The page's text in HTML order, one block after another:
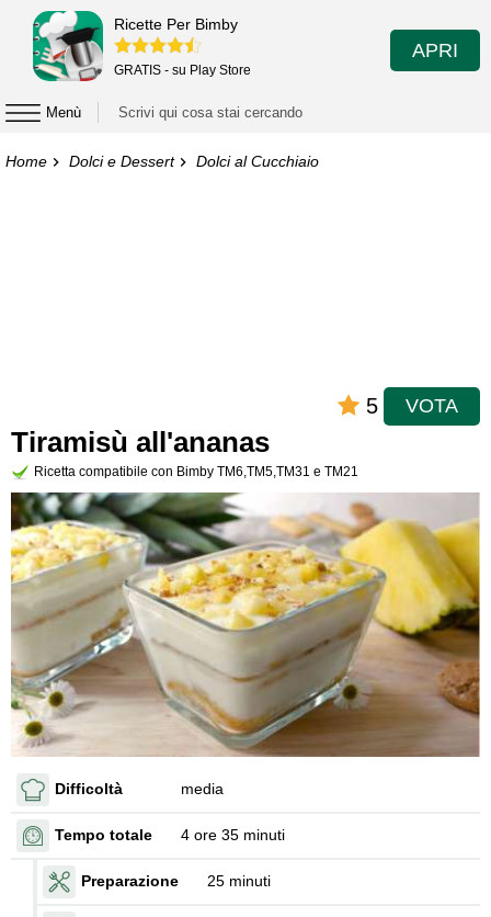
Ricette Per Bimby
GRATIS - su Play Store
APRI
Menù
Home Dolci e Dessert Dolci al Cucchiaio
5 VOTA
Tiramisù all'ananas
Ricetta compatibile con Bimby TM6,TM5,TM31 e TM21
Difficoltà media
Tempo totale 4 ore 35 minuti
Preparazione 25 minuti